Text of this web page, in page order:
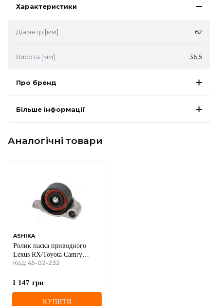
Характеристики
Діаметр [мм] 62
Висота [мм] 36,5
Про бренд
Більше інформації
Аналогічні товари
ASHIKA
Ролик паска приводного
Lexus RX/Toyota Camry
3.0/3.3 01-08
Код: 45-02-232
1 147 грн
КУПИТИ